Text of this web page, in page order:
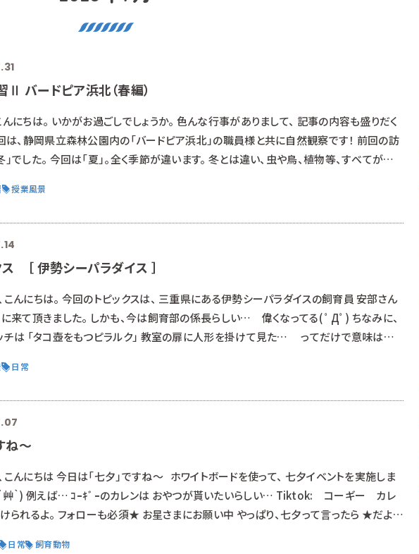
Ⅱ バードピア浜北（春編）
んにちは。 いかがお過ごしでしょうか。 色んな行事がありまして、 記事の内容も盛りだく
は、静岡県立森林公園内の「バードピア浜北」の職員様と共に自然観察です！ 前回の訪
」でした。 今回は「夏」。全く季節が違います。 冬とは違い、虫や鳥、植物等、すべてが活
ないなんてこともざらです。 生い茂った草木で見えないんですね。鳥にとっては快適で
授業風景
ス ［ 伊勢シーパラダイス ］
こんにちは。 今回のトピックスは、 三重県にある伊勢シーパラダイスの飼育員 安部さん
に来て頂きました。 しかも、今は飼育部の係長らしい… 偉くなってる( ﾟДﾟ) ちなみに、
チは 「タコ壺をもつピラルク」 教室の扉に人形を掛けて見た… ってだけで意味はあり
は… 大学みたいに潜り込んでもOKにしてあります。
日常
ね～
こんにちは 今日は「七夕」ですね～ ホワイトボードを使って、 七夕イベントを実施しま
艸｀) 例えば… ｺｰｷﾞｰのカレンは おやつが貰いたいらしい… Tiktok: コーギー カレ
られるよ。 フォローも必須★ お星さまにお願い中 やっぱり、七夕って言ったら ★だよ
日常 飼育動物